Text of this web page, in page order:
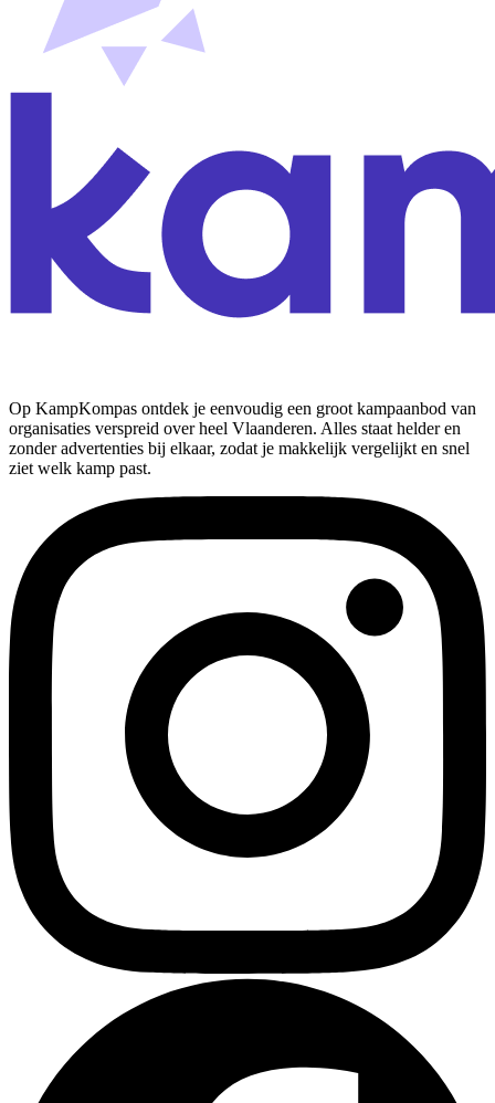
Op KampKompas ontdek je eenvoudig een groot kampaanbod van
organisaties verspreid over heel Vlaanderen. Alles staat helder en
zonder advertenties bij elkaar, zodat je makkelijk vergelijkt en snel
ziet welk kamp past.